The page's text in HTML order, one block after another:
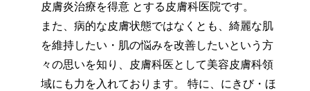
皮膚炎治療を得意 とする皮膚科医院です。
また、病的な皮膚状態ではなくとも、綺麗な肌
を維持したい・肌の悩みを改善したいという方
々の思いを知り、皮膚科医として美容皮膚科領
域にも力を入れております。 特に、にきび・ほ